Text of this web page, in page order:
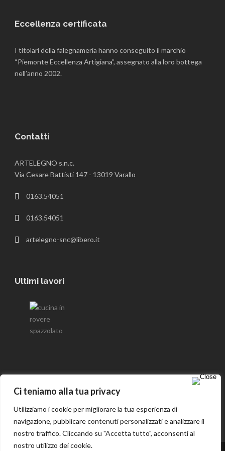
Ci teniamo alla tua privacy
Utilizziamo i cookie per migliorare la tua esperienza di
navigazione, pubblicare contenuti personalizzati e analizzare il
nostro traffico. Cliccando su "Accetta tutto", acconsenti al
nostro utilizzo dei cookie.
Eccellenza certificata
I titolari della falegnameria hanno conseguito il marchio
“Piemonte Eccellenza Artigiana”, assegnato alla loro bottega
nell’anno 2002.
Contatti
ARTELEGNO s.n.c.
Via Cesare Battisti 147 - 13019 Varallo
0163.54051
0163.54051
artelegno-snc@libero.it
Ultimi lavori